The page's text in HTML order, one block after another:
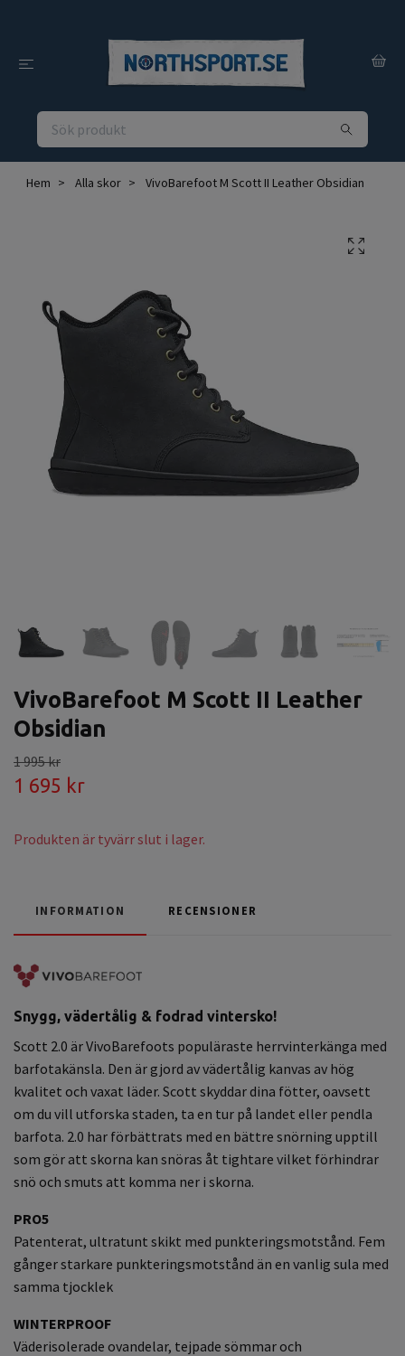
Hem Alla skor VivoBarefoot M Scott II Leather Obsidian
VivoBarefoot M Scott II Leather
Obsidian
1 995 kr
1 695 kr
Produkten är tyvärr slut i lager.
INFORMATION RECENSIONER
Snygg, vädertålig & fodrad vintersko!
Scott 2.0 är VivoBarefoots populäraste herrvinterkänga med
barfotakänsla. Den är gjord av vädertålig kanvas av hög
kvalitet och vaxat läder. Scott skyddar dina fötter, oavsett
om du vill utforska staden, ta en tur på landet eller pendla
barfota. 2.0 har förbättrats med en bättre snörning upptill
som gör att skorna kan snöras åt tightare vilket förhindrar
snö och smuts att komma ner i skorna.
PRO5
Patenterat, ultratunt skikt med punkteringsmotstånd. Fem
gånger starkare punkteringsmotstånd än en vanlig sula med
samma tjocklek
WINTERPROOF
Väderisolerade ovandelar, tejpade sömmar och